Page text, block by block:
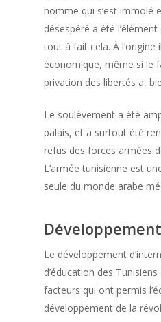
homme qui s’est immolé
désespéré a été
tout à fait cela. À l’origine
économique, même si le
privation des libertés a,
Le soulèvement a été
palais, et a surtout été
refus des forces armées
L’armée tunisienne est
seule du monde arabe
Le développement
d’éducation des
facteurs qui ont permis
développement de la